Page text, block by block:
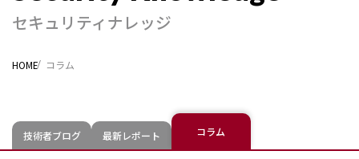
セキュリティナレッジ
ニュース
セキュリティナレッジ
HOME コラム
技術者ブログ 最新レポート コラム